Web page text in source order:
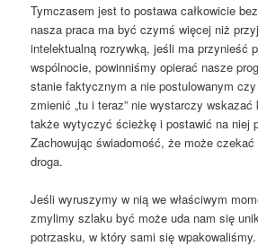
Tymczasem jest to postawa całkowicie
nasza praca ma być czymś więcej niż
intelektualną rozrywką, jeśli ma przynieść
wspólnocie, powinniśmy opierać nasze
stanie faktycznym a nie postulowanym
zmienić „tu i teraz” nie wystarczy wskazać
także wytyczyć ścieżkę i postawić na niej
Zachowując świadomość, że może czekać
droga.
Jeśli wyruszymy w nią we właściwym
zmylimy szlaku być może uda nam się
potrzasku, w który sami się